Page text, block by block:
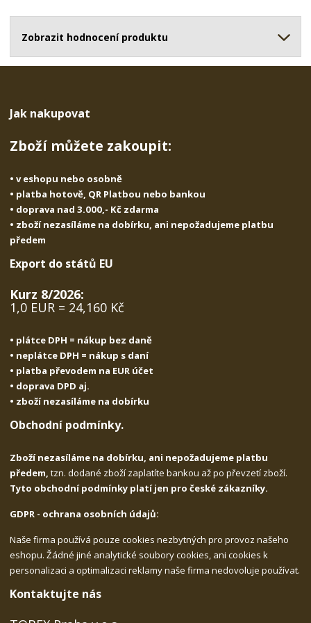
n
s
t
o
t
v
Zobrazit hodnocení produktu
Jak nakupovat
Zboží můžete zakoupit:
• v eshopu nebo osobně
• platba hotově, QR Platbou nebo bankou
• doprava nad 3.000,- Kč zdarma
• zboží nezasíláme na dobírku, ani nepožadujeme platbu
předem
Export do států EU
Kurz 8/2026:
1,0 EUR = 24,160 Kč
• plátce DPH = nákup bez daně
• neplátce DPH = nákup s daní
• platba převodem na EUR účet
• doprava DPD aj.
• zboží nezasíláme na dobírku
Obchodní podmínky.
Zboží nezasíláme na dobírku, ani nepožadujeme platbu
předem,tzn. dodané zboží zaplatíte bankou až po převzetí zboží.
Tyto obchodní podmínky platí jen pro české zákazníky.
GDPR - ochrana osobních údajů:
Naše firma používá pouze cookies nezbytných pro provoz našeho
eshopu. Žádné jiné analytické soubory cookies, ani cookies k
personalizaci a optimalizaci reklamy naše firma nedovoluje používat.
Kontaktujte nás